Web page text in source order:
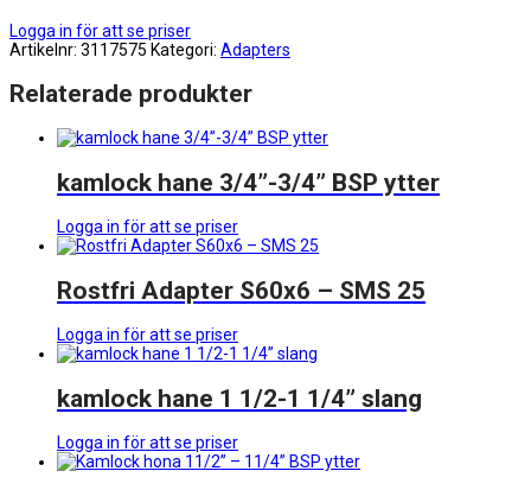
Logga in för att se priser
Artikelnr: 3117575 Kategori: Adapters
Relaterade produkter
kamlock hane 3/4”-3/4” BSP ytter
Logga in för att se priser
Rostfri Adapter S60x6 – SMS 25
Logga in för att se priser
kamlock hane 1 1/2-1 1/4” slang
Logga in för att se priser